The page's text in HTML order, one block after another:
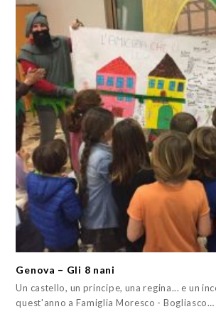
Genova – Gli 8 nani
Un castello, un principe, una regina... e un
quest'anno a Famiglia Moresco - Bogliasco…